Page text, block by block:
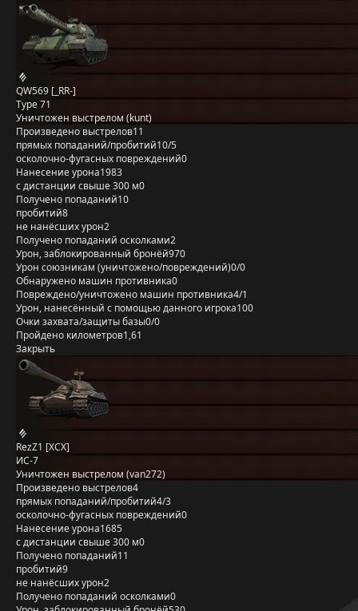
QW569 [_RR-]
Type 71
Уничтожен выстрелом (kunt)
Произведено выстрелов11
прямых попаданий/пробитий10/5
осколочно-фугасных повреждений0
Нанесение урона1983
с дистанции свыше 300 м0
Получено попаданий10
пробитий8
не нанёсших урон2
Получено попаданий осколками2
Урон, заблокированный бронёй970
Урон союзникам (уничтожено/повреждений)0/0
Обнаружено машин противника0
Повреждено/уничтожено машин противника4/1
Урон, нанесённый с помощью данного игрока100
Очки захвата/защиты базы0/0
Пройдено километров1,61
Закрыть
RezZ1 [XCX]
ИС-7
Уничтожен выстрелом (van272)
Произведено выстрелов4
прямых попаданий/пробитий4/3
осколочно-фугасных повреждений0
Нанесение урона1685
с дистанции свыше 300 м0
Получено попаданий11
пробитий9
не нанёсших урон2
Получено попаданий осколками0